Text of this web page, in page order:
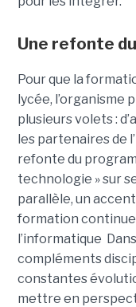
Une refonte
Pour que la
lycée, l’organisme
plusieurs volets :
les partenaires de
refonte du
technologie » sur
parallèle, un
formation continue
l’informatique
compléments
constantes
mettre en